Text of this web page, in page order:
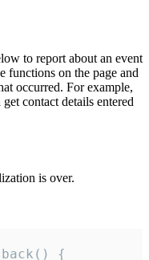
to report about an event
functions on the page and
occurred. For example,
contact details entered
is over.
{